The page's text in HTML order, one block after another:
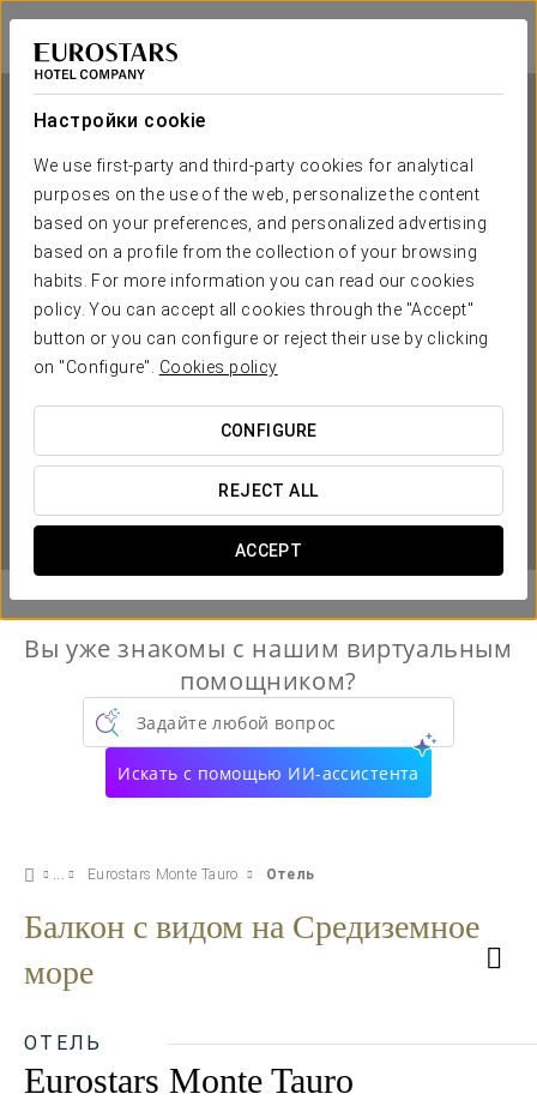
Настройки cookie
We use first-party and third-party cookies for analytical
purposes on the use of the web, personalize the content
based on your preferences, and personalized advertising
based on a profile from the collection of your browsing
habits. For more information you can read our cookies
policy. You can accept all cookies through the "Accept"
button or you can configure or reject their use by clicking
on "Configure". Cookies policy
CONFIGURE
REJECT ALL
ACCEPT
Eurostars Monte Tauro
ТАОРМИНА
Eurostars Monte Tauro
ТАОРМИНА
 
Вы уже знакомы с нашим виртуальным
помощником?
Задайте любой вопрос
Искать с помощью ИИ-ассистента
Eurostars Monte Tauro Отель
Балкон с видом на Средиземное
море
ОТЕЛЬ
Eurostars Monte Tauro